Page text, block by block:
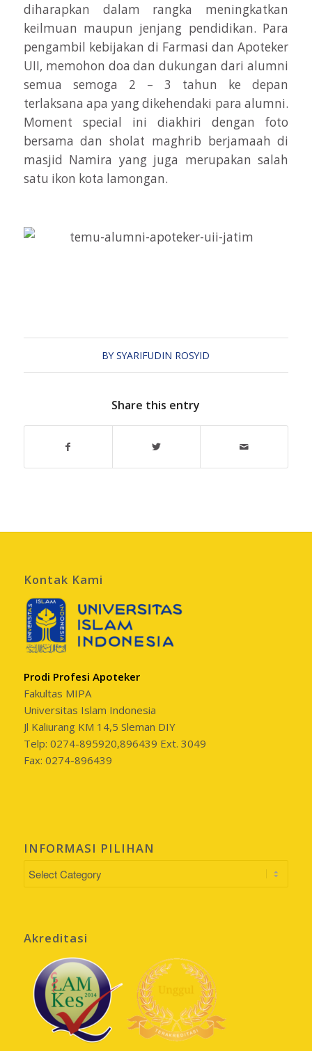
diharapkan dalam rangka meningkatkan
keilmuan maupun jenjang pendidikan. Para
pengambil kebijakan di Farmasi dan Apoteker
UII, memohon doa dan dukungan dari alumni
semua semoga 2 – 3 tahun ke depan
terlaksana apa yang dikehendaki para alumni.
Moment special ini diakhiri dengan foto
bersama dan sholat maghrib berjamaah di
masjid Namira yang juga merupakan salah
satu ikon kota lamongan.
BYSYARIFUDIN ROSYID
Share this entry
Kontak Kami
Prodi Profesi Apoteker
Fakultas MIPA
Universitas Islam Indonesia
Jl Kaliurang KM 14,5 Sleman DIY
Telp: 0274-895920,896439 Ext. 3049
Fax: 0274-896439
INFORMASI PILIHAN
INFORMASI
Akreditasi